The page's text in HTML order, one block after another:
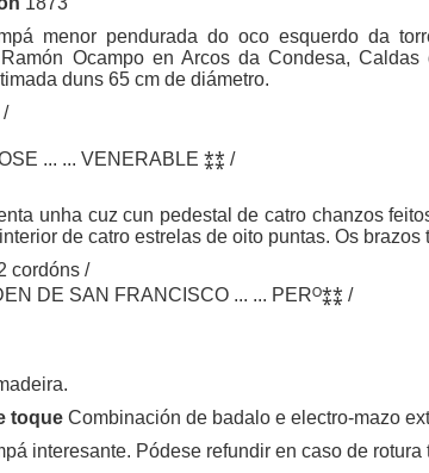
menor pendurada do oco esquerdo da
Ocampo en Arcos da Condesa, Caldas
duns 65 cm de diámetro.
/
... ... VENERABLE ⁑⁑ /
unha cuz cun pedestal de catro chanzos
de catro estrelas de oito puntas. Os brazos
cordóns /
DE SAN FRANCISCO ... ... PERᴼ⁑⁑ /
toque Combinación de badalo e electro-mazo
interesante. Pódese refundir en caso de